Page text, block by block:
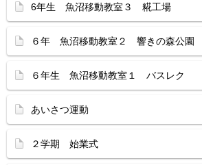
6年生 魚沼移動教室３ 糀工場
６年 魚沼移動教室２ 響きの森公園
６年生 魚沼移動教室１ バスレク
あいさつ運動
２学期 始業式